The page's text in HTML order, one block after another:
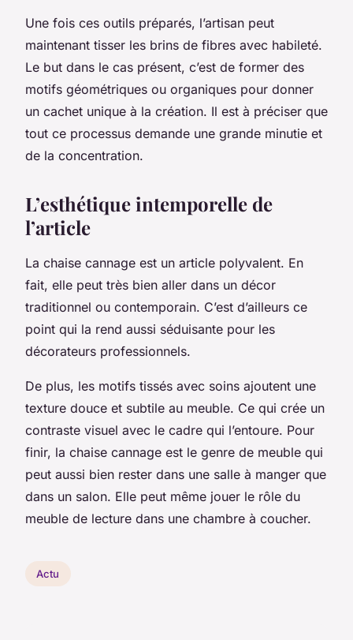
Une fois ces outils préparés, l’artisan peut
maintenant tisser les brins de fibres avec habileté.
Le but dans le cas présent, c’est de former des
motifs géométriques ou organiques pour donner
un cachet unique à la création. Il est à préciser que
tout ce processus demande une grande minutie et
de la concentration.
L’esthétique intemporelle de
l’article
La chaise cannage est un article polyvalent. En
fait, elle peut très bien aller dans un décor
traditionnel ou contemporain. C’est d’ailleurs ce
point qui la rend aussi séduisante pour les
décorateurs professionnels.
De plus, les motifs tissés avec soins ajoutent une
texture douce et subtile au meuble. Ce qui crée un
contraste visuel avec le cadre qui l’entoure. Pour
finir, la chaise cannage est le genre de meuble qui
peut aussi bien rester dans une salle à manger que
dans un salon. Elle peut même jouer le rôle du
meuble de lecture dans une chambre à coucher.
Actu